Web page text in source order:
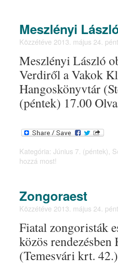
Meszlényi
Közzétéve 2013. május 24.
Meszlényi László
Verdiről a Vakok
Hangoskönyvtár
(péntek) 17.00
Kategória: Június 7. (péntek)
hozzá most!
Zongoraest
Közzétéve 2013. május 24.
Fiatal zongoristák
közös
(Temesvári krt.